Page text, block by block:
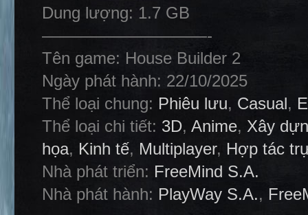
Dung lượng: 1.7 GB
——————————-
Tên game: House Builder 2
Ngày phát hành: 22/10/2025
Thể loại chung: Phiêu lưu, Casual,
Thể loại chi tiết: 3D, Anime, Xây
họa, Kinh tế, Multiplayer, Hợp tác
Nhà phát triển: FreeMind S.A.
Nhà phát hành: PlayWay S.A.,